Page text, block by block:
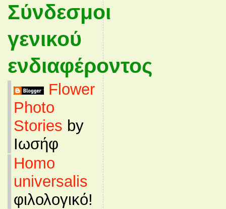
Σύνδεσμοι
γενικού
ενδιαφέροντος
Flower
Photo
Stories by
Ιωσήφ
Homo
universalis
φιλολογικό!